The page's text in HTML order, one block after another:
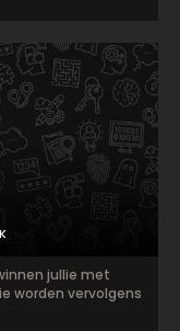
jullie met
worden vervolgens